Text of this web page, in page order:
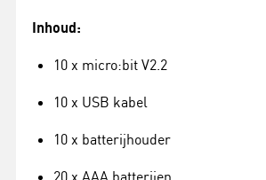
Inhoud:
10 x micro:bit V2.2
10 x USB kabel
10 x batterijhouder
20 x AAA batterijen